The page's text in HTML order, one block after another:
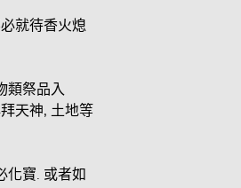
就待香火熄
類祭品入
天神, 土地等
化寶. 或者如